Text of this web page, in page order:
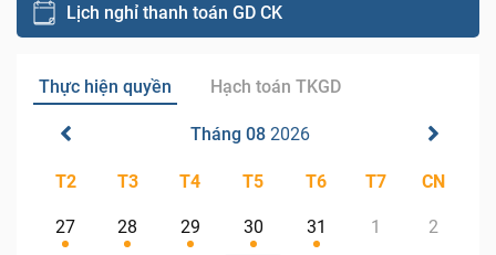
Lịch nghỉ thanh toán GD CK
Thực hiện quyền Hạch toán TKGD
Tháng 08 2026
T2 T3 T4 T5 T6 T7 CN
27 28 29 30 31 1 2